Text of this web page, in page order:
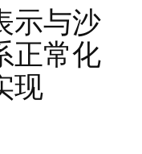
示与沙
正常化
现